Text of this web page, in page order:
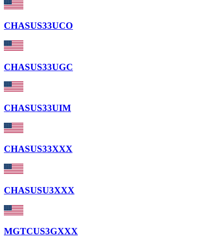
CHASUS33UCO
CHASUS33UGC
CHASUS33UIM
CHASUS33XXX
CHASUSU3XXX
MGTCUS3GXXX